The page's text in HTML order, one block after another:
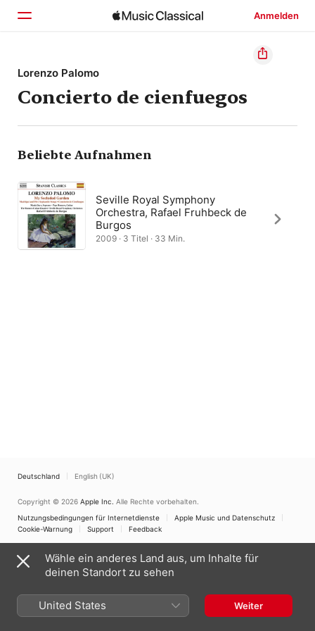
Anmelden
Startseite
Entdecken
Suchen
Lorenzo Palomo
Concierto de cienfuegos
Beliebte Aufnahmen
Seville Royal Symphony
Orchestra, Rafael Fruhbeck de
Burgos
2009 · 3 Titel · 33 Min.
Deutschland English (UK)
Copyright © 2026 Apple Inc. Alle Rechte vorbehalten.
Nutzungsbedingungen für Internetdienste
Apple Music und Datenschutz
Cookie-Warnung
Support Feedback
Wähle ein anderes Land aus, um Inhalte für
deinen Standort zu sehen
United States Weiter